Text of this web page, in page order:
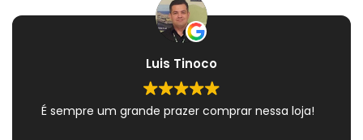
Luis Tinoco
É sempre um grande prazer comprar nessa loja!